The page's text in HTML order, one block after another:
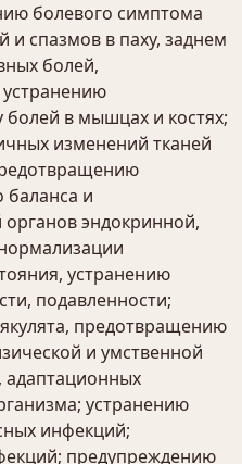
болевого симптома
и спазмов в паху, заднем
болей,
болей в мышцах и костях;
изменений тканей
и
эндокринной,
устранению
подавленности;
предотвращению
и умственной
адаптационных
устранению
инфекций;
предупреждению